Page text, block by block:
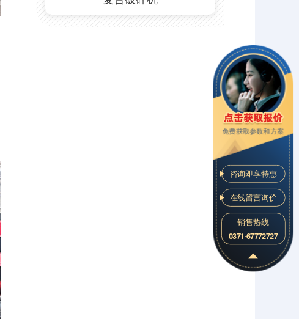
免费获取参数和方案
咨询即享特惠
在线留言询价
销售热线
0371-67772727
码
拨